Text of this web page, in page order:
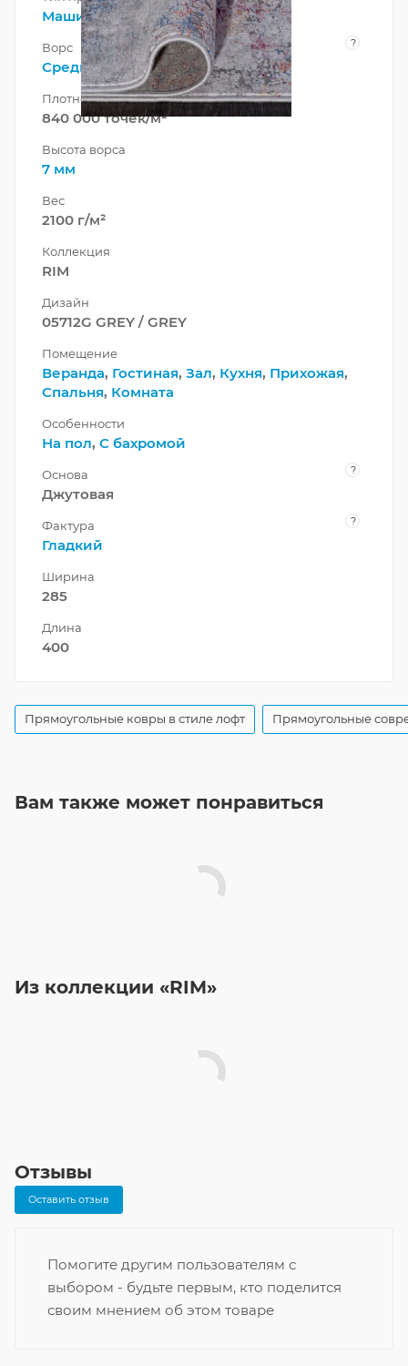
Машинный
Ворс ?
Средний
Плотность
840 000 точек/м²
Высота ворса
7 мм
Вес
2100 г/м²
Коллекция
RIM
Дизайн
05712G GREY / GREY
Помещение
Веранда, Гостиная, Зал, Кухня, Прихожая,
Спальня, Комната
Особенности
На пол, С бахромой
Основа ?
Джутовая
Фактура ?
Гладкий
Ширина
285
Длина
400
Прямоугольные ковры в стиле лофт Прямоугольные
Вам также может понравиться
Из коллекции «RIM»
Отзывы
Оставить отзыв
Помогите другим пользователям с
выбором - будьте первым, кто поделится
своим мнением об этом товаре